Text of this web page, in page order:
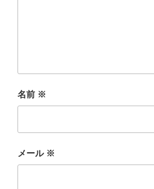
名前 ※
メール ※